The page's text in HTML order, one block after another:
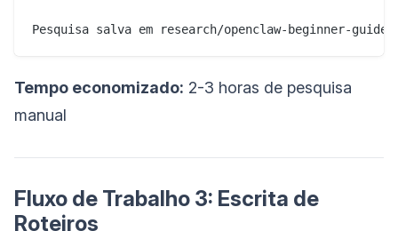
Tempo economizado: 2-3 horas de pesquisa
manual
Fluxo de Trabalho 3: Escrita de
Roteiros